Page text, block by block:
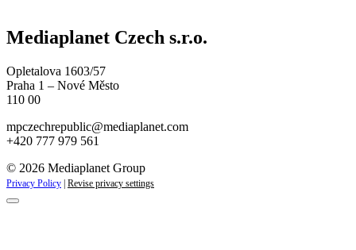
Mediaplanet Czech s.r.o.
Opletalova 1603/57
Praha 1 – Nové Město
110 00
mpczechrepublic@mediaplanet.com
+420 777 979 561
© 2026 Mediaplanet Group
Privacy Policy Revise privacy settings